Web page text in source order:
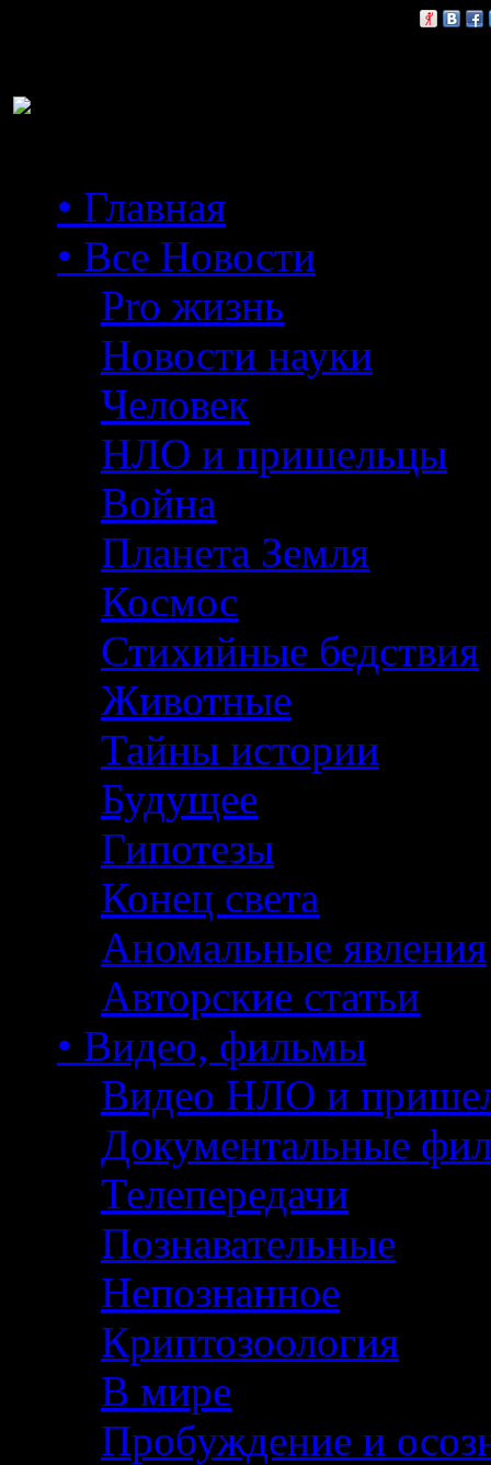
• Главная
• Все Новости
Pro жизнь
Новости науки
Человек
НЛО и пришельцы
Война
Планета Земля
Космос
Стихийные бедствия
Животные
Тайны истории
Будущее
Гипотезы
Конец света
Аномальные явления
Авторские статьи
• Видео, фильмы
Видео НЛО и
Документальные
Телепередачи
Познавательные
Непознанное
Криптозоология
В мире
Пробуждение и